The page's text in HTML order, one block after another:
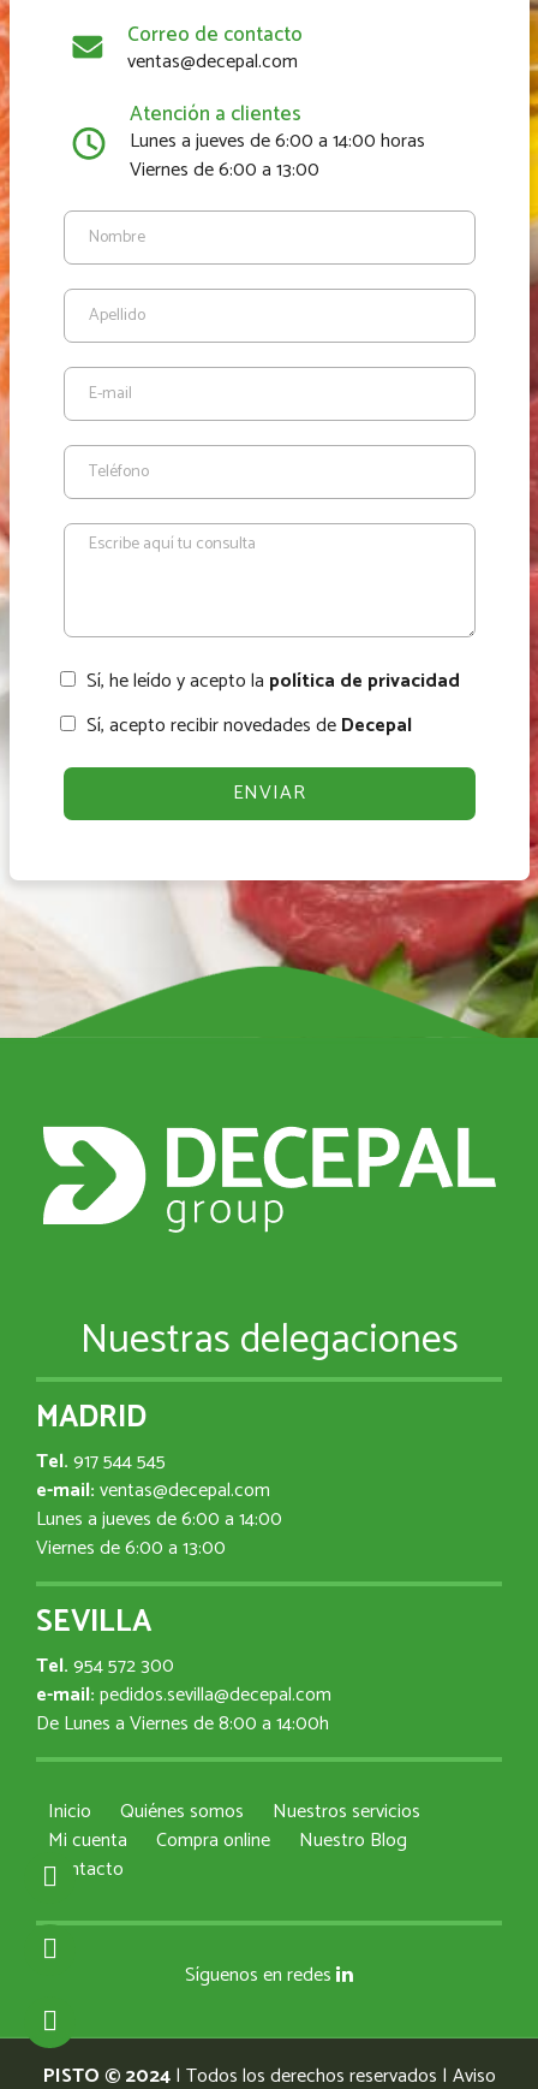
Correo de contacto
ventas@decepal.com
Atención a clientes
Lunes a jueves de 6:00 a 14:00 horas
Viernes de 6:00 a 13:00
Sí, he leído y acepto la política de privacidad
Sí, acepto recibir novedades deDecepal
Nuestras delegaciones
MADRID
Tel.917 544 545
e-mail:ventas@decepal.com
Lunes a jueves de 6:00 a 14:00
Viernes de 6:00 a 13:00
SEVILLA
Tel.954 572 300
e-mail:pedidos.sevilla@decepal.com
De Lunes a Viernes de 8:00 a 14:00h
Inicio Quiénes somos
Nuestros servicios
Mi cuenta
Compra online
Nuestro Blog
Contacto
Síguenos en redes
PISTO © 2024| Todos los derechos reservados | Aviso